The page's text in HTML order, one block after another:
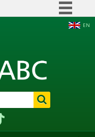
Acesso à informação
Legislação
Canais
EN